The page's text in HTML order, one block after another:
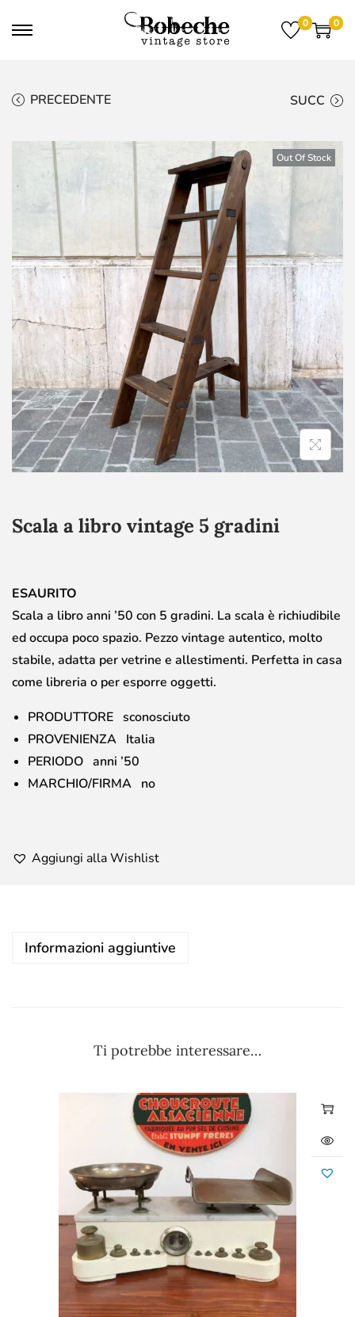
0 0
PRECEDENTE SUCC
Out Of Stock
Scala a libro vintage 5 gradini
ESAURITO
Scala a libro anni ’50 con 5 gradini. La scala è richiudibile
ed occupa poco spazio. Pezzo vintage autentico, molto
stabile, adatta per vetrine e allestimenti. Perfetta in casa
come libreria o per esporre oggetti.
PRODUTTORE sconosciuto
PROVENIENZA Italia
PERIODO anni ’50
MARCHIO/FIRMA no
Aggiungi alla Wishlist
Informazioni aggiuntive
Ti potrebbe interessare…